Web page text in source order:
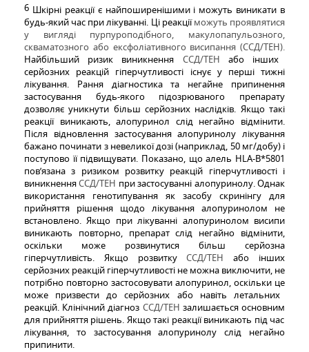
6 Шкірні реакції є найпоширенішими і можуть виникати в
будь-який час при лікуванні. Ці реакціїможуть проявлятися
у вигляді пурпуроподібного, макулопапульозного,
скваматозного або ексфоліативного висипання (ССД/ТЕН).
Найбільший ризик виникнення ССД/ТЕН або інших
серйозних реакцій гіперчутливості існує у перші тижні
лікування. Рання діагностика та негайне припинення
застосування будь-якого підозрюваного препарату
дозволяє уникнути більш серйозних наслідків. Якщо такі
реакції виникають, алопуринол слід негайно відмінити.
Після відновлення застосування алопуринолу лікування
бажано починати з невеликої дозі (наприклад, 50 мг/добу) і
поступово її підвищувати. Показано, що алель HLA-B*5801
пов’язана з ризиком розвитку реакцій гіперчутливості і
виникненняССД/ТЕН при застосуванні алопуринолу. Однак
використання генотипування як засобу скринінгу для
прийняття рішення щодо лікування алопуринолом не
встановлено. Якщо при лікуванні алопуринолом висипи
виникають повторно, препаратслід негайно відмінити,
оскільки може розвинутися більш серйозна
гіперчутливість. Якщорозвитку ССД/ТЕН
або інших
серйозних реакцій гіперчутливості не можна виключити, не
потрібно повторно застосовувати алопуринол, оскільки це
може призвести до серйозних або навіть летальних
реакцій. Клінічний діагноз ССД/ТЕН залишається основним
для прийняття рішень. Якщо такі реакціївиникають під час
лікування, то застосуванняалопуринолу
слід негайно
припинити.